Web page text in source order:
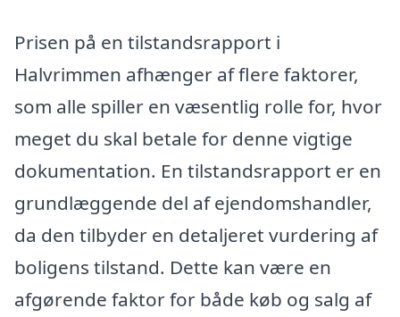
Prisen på en tilstandsrapport i
Halvrimmen afhænger af flere faktorer,
som alle spiller en væsentlig rolle for, hvor
meget du skal betale for denne vigtige
dokumentation. En tilstandsrapport er en
grundlæggende del af ejendomshandler,
da den tilbyder en detaljeret vurdering af
boligens tilstand. Dette kan være en
afgørende faktor for både køb og salg af